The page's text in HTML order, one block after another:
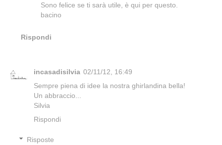
Sono felice se ti sarà utile, è qui per questo.
bacino
Rispondi
incasadisilvia 02/11/12, 16:49
Sempre piena di idee la nostra ghirlandina bella!
Un abbraccio...
Silvia
Rispondi
Risposte